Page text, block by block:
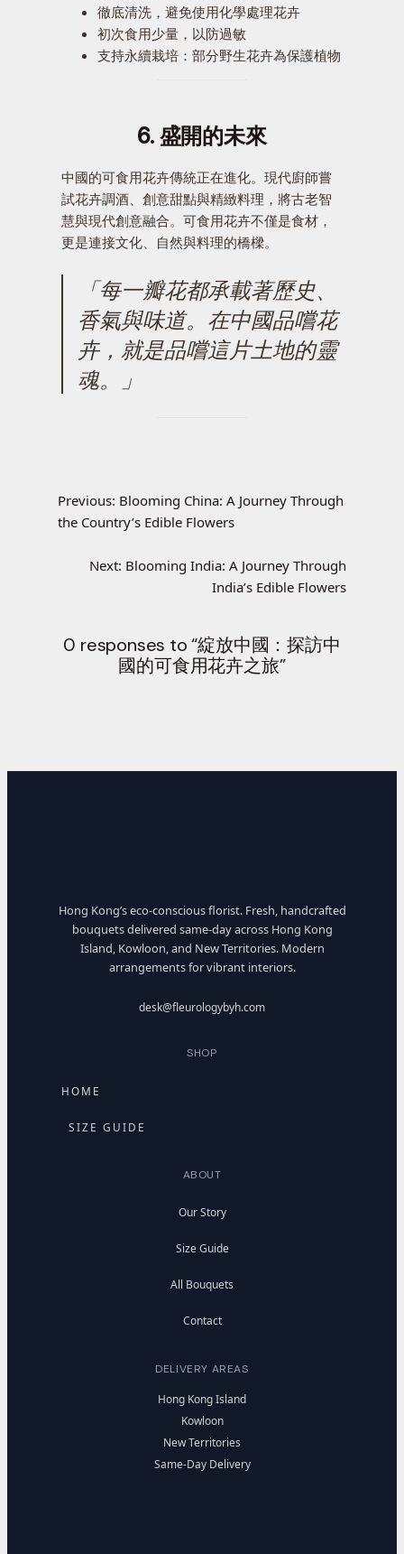
徹底清洗，避免使用化學處理花卉
初次食用少量，以防過敏
支持永續栽培：部分野生花卉為保護植物
6. 盛開的未來
中國的可食用花卉傳統正在進化。現代廚師嘗
試花卉調酒、創意甜點與精緻料理，將古老智
慧與現代創意融合。可食用花卉不僅是食材，
更是連接文化、自然與料理的橋樑。
「每一瓣花都承載著歷史、
香氣與味道。在中國品嚐花
卉，就是品嚐這片土地的靈
魂。」
Previous: Blooming China: A Journey Through
the Country’s Edible Flowers
Next: Blooming India: A Journey Through
India’s Edible Flowers
0 responses to “綻放中國：探訪中
國的可食用花卉之旅”
Hong Kong’s eco-conscious florist. Fresh, handcrafted
bouquets delivered same-day across Hong Kong
Island, Kowloon, and New Territories. Modern
arrangements for vibrant interiors.
desk@fleurologybyh.com
SHOP
HOME
SIZE GUIDE
ABOUT
Our Story
Size Guide
All Bouquets
Contact
DELIVERY AREAS
Hong Kong Island
Kowloon
New Territories
Same-Day Delivery